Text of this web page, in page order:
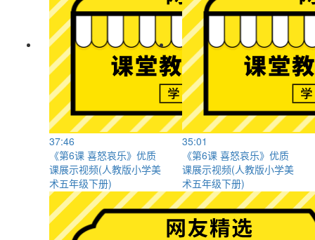
37:46
《第6课 喜怒哀乐》优质
课展示视频(人教版小学美
术五年级下册)
35:01
《第6课 喜怒哀乐》优质
课展示视频(人教版小学美
术五年级下册)